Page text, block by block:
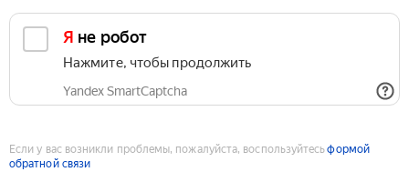
Я не робот
Нажмите, чтобы продолжить
Yandex SmartCaptcha
Если у вас возникли проблемы, пожалуйста, воспользуйтесьформой
обратной связи